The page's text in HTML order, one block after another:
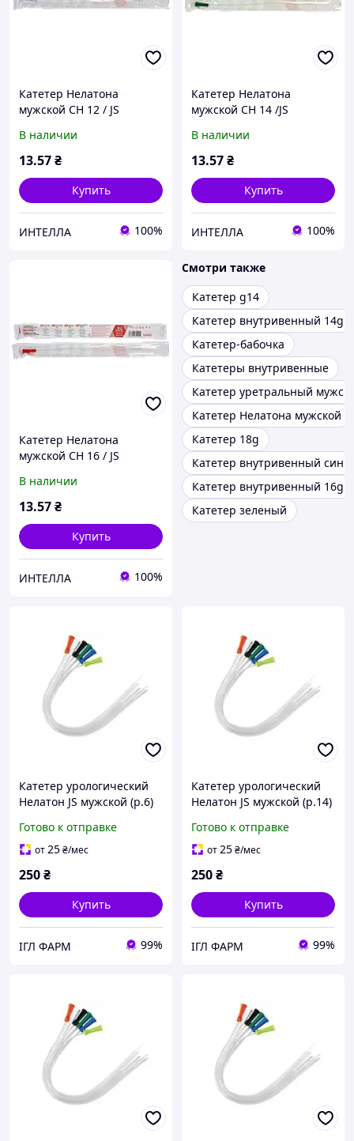
Катетер Нелатона
мужской CH 12 / JS
В наличии
13.57₴
Купить
ИНТЕЛЛА 100%
Катетер Нелатона
мужской CH 14 /JS
В наличии
13.57₴
Купить
ИНТЕЛЛА 100%
Катетер Нелатона
мужской CH 16 / JS
В наличии
13.57₴
Купить
ИНТЕЛЛА 100%
Смотри также
Катетер g14
Катетер внутривенный 14g
Катетер-бабочка
Катетеры внутривенные
Катетер уретральный
Катетер Нелатона мужской
Катетер 18g
Катетер внутривенный
Катетер внутривенный 16g
Катетер зеленый
Катетер урологический
Нелатон JS мужской (р.6)
Готово к отправке
от25₴/мес
250₴
Купить
ІГЛ ФАРМ 99%
Катетер урологический
Нелатон JS мужской (р.14)
Готово к отправке
от25₴/мес
250₴
Купить
ІГЛ ФАРМ 99%